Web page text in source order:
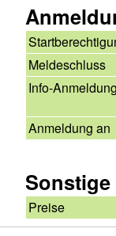
Meldeschluss
Info-
Anmeldung an
Preise